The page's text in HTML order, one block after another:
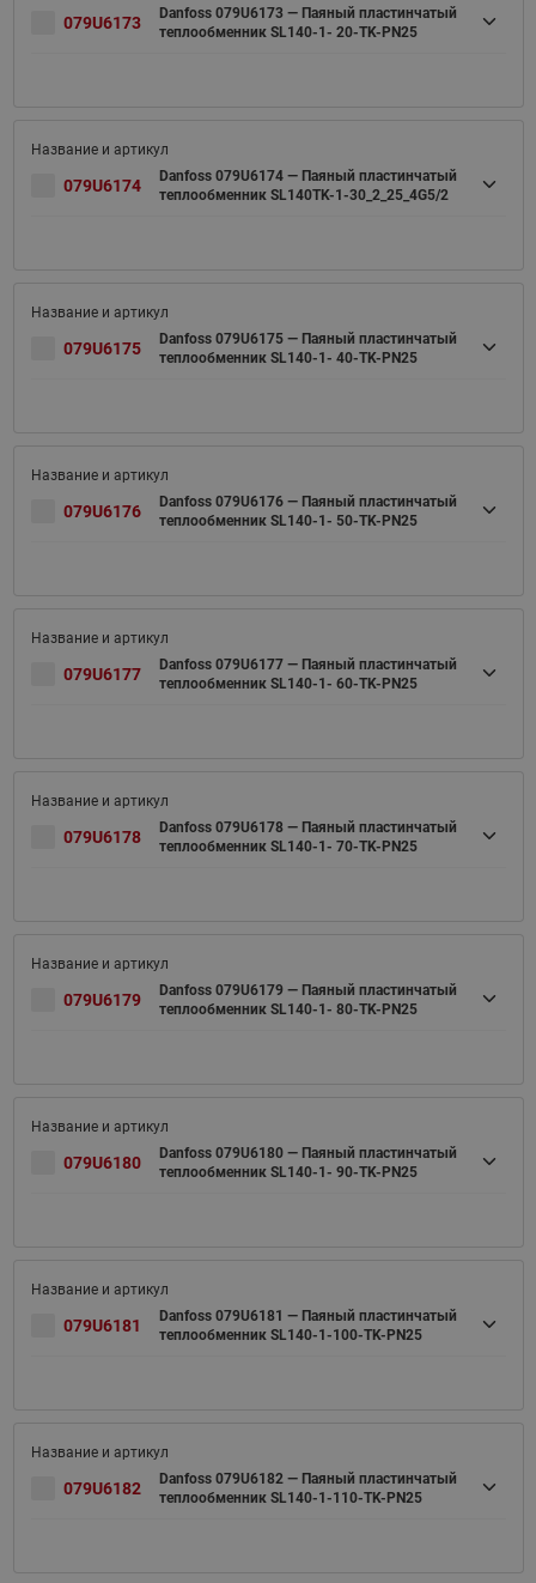
079U6173
Danfoss 079U6173 — Паяный пластинчатый
теплообменник SL140-1- 20-TK-PN25
079U6174
Danfoss 079U6174 — Паяный пластинчатый
теплообменник SL140TK-1-30_2_25_4G5/2
079U6175
Danfoss 079U6175 — Паяный пластинчатый
теплообменник SL140-1- 40-TK-PN25
079U6176
Danfoss 079U6176 — Паяный пластинчатый
теплообменник SL140-1- 50-TK-PN25
079U6177
Danfoss 079U6177 — Паяный пластинчатый
теплообменник SL140-1- 60-TK-PN25
079U6178
Danfoss 079U6178 — Паяный пластинчатый
теплообменник SL140-1- 70-TK-PN25
079U6179
Danfoss 079U6179 — Паяный пластинчатый
теплообменник SL140-1- 80-TK-PN25
079U6180
Danfoss 079U6180 — Паяный пластинчатый
теплообменник SL140-1- 90-TK-PN25
079U6181
Danfoss 079U6181 — Паяный пластинчатый
теплообменник SL140-1-100-TK-PN25
079U6182
Danfoss 079U6182 — Паяный пластинчатый
теплообменник SL140-1-110-TK-PN25